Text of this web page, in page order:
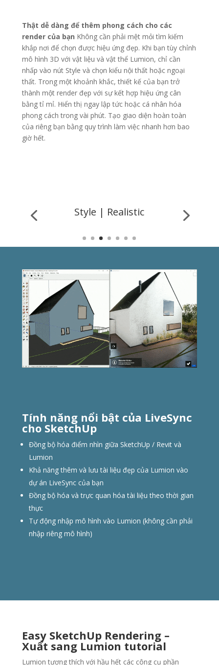
Thật dễ dàng để thêm phong cách cho các
render của bạn Không cần phải mệt mỏi tìm kiếm
khắp nơi để chọn được hiệu ứng đẹp. Khi bạn tùy chỉnh
mô hình 3D với vật liệu và vật thể Lumion, chỉ cần
nhấp vào nút Style và chọn kiểu nội thất hoặc ngoại
thất. Trong một khoảnh khắc, thiết kế của bạn trở
thành một render đẹp với sự kết hợp hiệu ứng cân
bằng tỉ mỉ. Hiển thị ngay lập tức hoặc cá nhân hóa
phong cách trong vài phút. Tạo giao diện hoàn toàn
của riêng bạn bằng quy trình làm việc nhanh hơn bao
giờ hết.
Style | Realistic
Tính năng nổi bật của LiveSync
cho SketchUp
Đồng bộ hóa điểm nhìn giữa SketchUp / Revit và
Lumion
Khả năng thêm và lưu tài liệu đẹp của Lumion vào
dự án LiveSync của bạn
Đồng bộ hóa và trực quan hóa tài liệu theo thời gian
thực
Tự động nhập mô hình vào Lumion (không cần phải
nhập riêng mô hình)
Easy SketchUp Rendering –
Xuất sang Lumion tutorial
Lumion tương thích với hầu hết các công cụ phần